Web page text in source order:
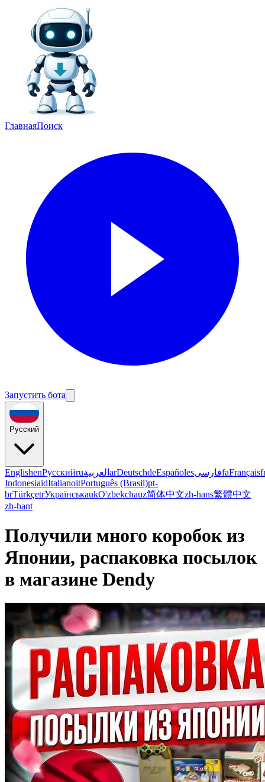
ГлавнаяПоиск
Запустить бота
Русский
EnglishenРусскийruالعربية arDeutschdeEspañolesفارسیfaFrançais
IndonesiaidItalianoitPortuguês (Brasil)pt-
brTürkçetrУкраїнськаukO'zbekchauz简体中文zh-hans繁體中文
zh-hant
Получили много коробок из
Японии, распаковка посылок
в магазине Dendy